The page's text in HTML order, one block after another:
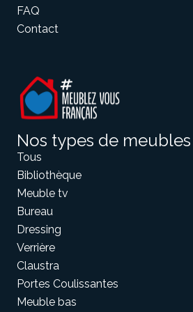
FAQ
Contact
Nos types de meubles
Tous
Bibliothèque
Meuble tv
Bureau
Dressing
Verrière
Claustra
Portes Coulissantes
Meuble bas